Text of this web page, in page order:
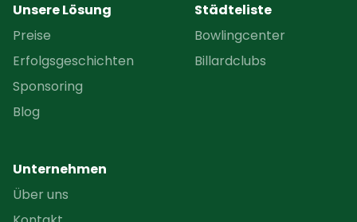
Unsere Lösung
Preise
Erfolgsgeschichten
Sponsoring
Blog
Städteliste
Bowlingcenter
Billardclubs
Unternehmen
Über uns